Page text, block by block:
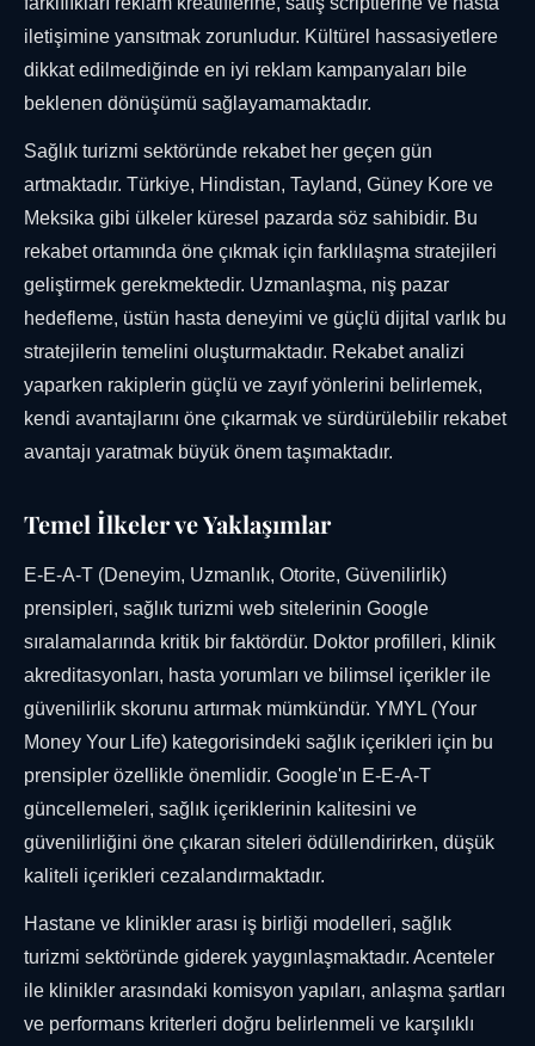
iletişimine yansıtmak zorunludur. Kültürel hassasiyetlere
dikkat edilmediğinde en iyi reklam kampanyaları bile
beklenen dönüşümü sağlayamamaktadır.
Sağlık turizmi sektöründe rekabet her geçen gün
artmaktadır. Türkiye, Hindistan, Tayland, Güney Kore ve
Meksika gibi ülkeler küresel pazarda söz sahibidir. Bu
rekabet ortamında öne çıkmak için farklılaşma stratejileri
geliştirmek gerekmektedir. Uzmanlaşma, niş pazar
hedefleme, üstün hasta deneyimi ve güçlü dijital varlık bu
stratejilerin temelini oluşturmaktadır. Rekabet analizi
yaparken rakiplerin güçlü ve zayıf yönlerini belirlemek,
kendi avantajlarını öne çıkarmak ve sürdürülebilir rekabet
avantajı yaratmak büyük önem taşımaktadır.
Temel İlkeler ve Yaklaşımlar
E-E-A-T (Deneyim, Uzmanlık, Otorite, Güvenilirlik)
prensipleri, sağlık turizmi web sitelerinin Google
sıralamalarında kritik bir faktördür. Doktor profilleri, klinik
akreditasyonları, hasta yorumları ve bilimsel içerikler ile
güvenilirlik skorunu artırmak mümkündür. YMYL (Your
Money Your Life) kategorisindeki sağlık içerikleri için bu
prensipler özellikle önemlidir. Google'ın E-E-A-T
güncellemeleri, sağlık içeriklerinin kalitesini ve
güvenilirliğini öne çıkaran siteleri ödüllendirirken, düşük
kaliteli içerikleri cezalandırmaktadır.
Hastane ve klinikler arası iş birliği modelleri, sağlık
turizmi sektöründe giderek yaygınlaşmaktadır. Acenteler
ile klinikler arasındaki komisyon yapıları, anlaşma şartları
ve performans kriterleri doğru belirlenmeli ve karşılıklı